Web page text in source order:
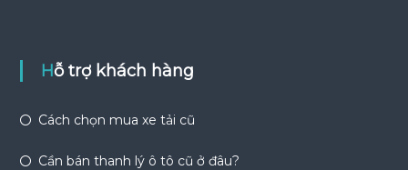
Hỗ trợ khách hàng
Cách chọn mua xe tải cũ
Cần bán thanh lý ô tô cũ ở đâu?